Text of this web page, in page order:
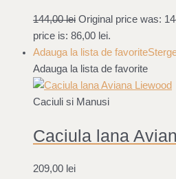
144,00lei Original price was:
price is: 86,00 lei.
Adauga la lista de favorite
Adauga la lista de favorite
Caciuli si Manusi
Caciula lana
209,00 lei